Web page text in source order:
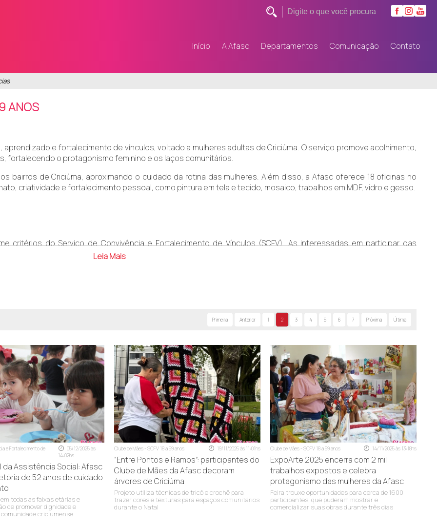
Início A Afasc Departamentos Comunicação Contato
ANOS
e fortalecimento de vínculos, voltado a mulheres adultas de Criciúma. O serviço promove acolhimento,
fortalecendo o protagonismo feminino e os laços comunitários.
bairros de Criciúma, aproximando o cuidado da rotina das mulheres. Além disso, a Afasc oferece 18 oficinas no
criatividade e fortalecimento pessoal, como pintura em tela e tecido, mosaico, trabalhos em MDF, vidro e gesso.
critérios do Serviço de Convivência e Fortalecimento de Vínculos (SCFV). As interessadas em participar das
cópias dos seguintes documentos: Identidade (RG), CPF e comprovante de residência. Nas oficinas
transformação, reforçando o compromisso da Afasc com as mulheres e com a comunidade.
Leia Mais
Primeira Anterior 1 2 3 4 5 6 7 Próxima Última
e Fortalecimento de
05/12/2025 às
14:02hs
da Assistência Social: Afasc
de 52 anos de cuidado
todas as faixas etárias e
de promover dignidade e
criciumense
Clube de Mães - SCFV 18 a 59 anos 19/11/2025 às 11:01hs
“Entre Pontos e Ramos”: participantes do
Clube de Mães da Afasc decoram
árvores de Criciúma
Projeto utiliza técnicas de tricô e crochê para
trazer cores e texturas para espaços comunitários
durante o Natal
Clube de Mães - SCFV 18 a 59 anos 14/11/2025 às 13:18hs
ExpoArte 2025 encerra com 2 mil
trabalhos expostos e celebra
protagonismo das mulheres da Afasc
Feira trouxe oportunidades para cerca de 1600
participantes, que puderam mostrar e
comercializar suas obras durante três dias